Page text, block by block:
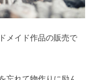
メイド作品の販売で